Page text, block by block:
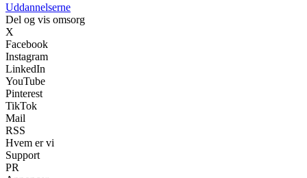
Uddannelserne
Del og vis omsorg
X
Facebook
Instagram
LinkedIn
YouTube
Pinterest
TikTok
Mail
RSS
Hvem er vi
Support
PR